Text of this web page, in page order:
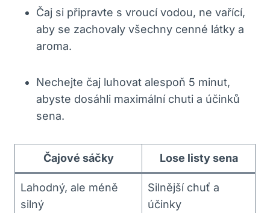
Čaj si připravte s vroucí vodou, ne vařící,
aby se zachovaly všechny cenné látky a
aroma.
Nechejte čaj luhovat alespoň 5 minut,
abyste dosáhli maximální chuti a účinků
sena.
Čajové sáčky Lose listy sena
Lahodný, ale méně
silný
Silnější chuť a
účinky